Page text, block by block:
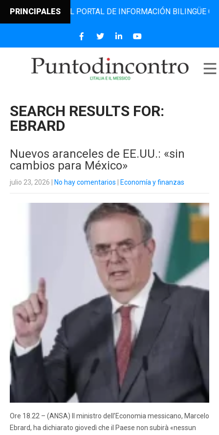
PRINCIPALES
EL PORTAL DE INFORMACIÓN BILINGÜE QUE DESDE
SEARCH RESULTS FOR:
EBRARD
Nuevos aranceles de EE.UU.: «sin
cambios para México»
julio 23, 2026 No hay comentarios Economía y finanzas
Ore 18.22 – (ANSA) Il ministro dell’Economia messicano, Marcelo
Ebrard, ha dichiarato giovedì che il Paese non subirà «nessun